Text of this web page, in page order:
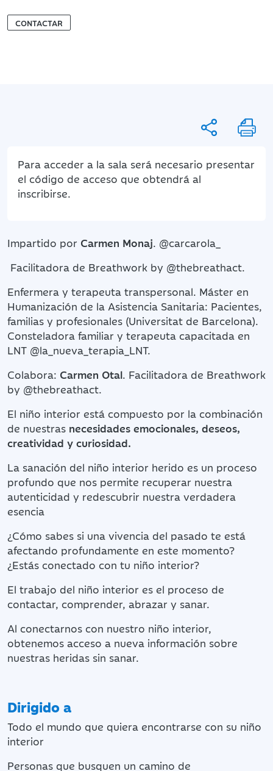
CONTACTAR
Para acceder a la sala será necesario presentar
el código de acceso que obtendrá al
inscribirse.
Impartido por Carmen Monaj. @carcarola_
Facilitadora de Breathwork by @thebreathact.
Enfermera y terapeuta transpersonal. Máster en
Humanización de la Asistencia Sanitaria: Pacientes,
familias y profesionales (Universitat de Barcelona).
Consteladora familiar y terapeuta capacitada en
LNT @la_nueva_terapia_LNT.
Colabora: Carmen Otal. Facilitadora de Breathwork
by @thebreathact.
El niño interior está compuesto por la combinación
de nuestras necesidades emocionales, deseos,
creatividad y curiosidad.
La sanación del niño interior herido es un proceso
profundo que nos permite recuperar nuestra
autenticidad y redescubrir nuestra verdadera
esencia
¿Cómo sabes si una vivencia del pasado te está
afectando profundamente en este momento?
¿Estás conectado con tu niño interior?
El trabajo del niño interior es el proceso de
contactar, comprender, abrazar y sanar.
Al conectarnos con nuestro niño interior,
obtenemos acceso a nueva información sobre
nuestras heridas sin sanar.
Dirigido a
Todo el mundo que quiera encontrarse con su niño
interior
Personas que busquen un camino de